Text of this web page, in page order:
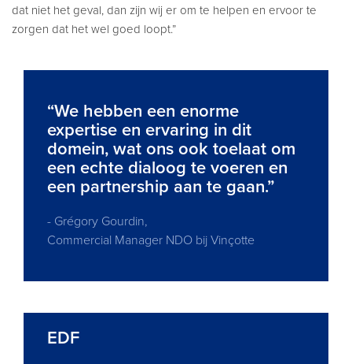
dat niet het geval, dan zijn wij er om te helpen en ervoor te
zorgen dat het wel goed loopt.”
“We hebben een enorme
expertise en ervaring in dit
domein, wat ons ook toelaat om
een echte dialoog te voeren en
een partnership aan te gaan.”
- Grégory Gourdin,
Commercial Manager NDO bij Vinçotte
EDF